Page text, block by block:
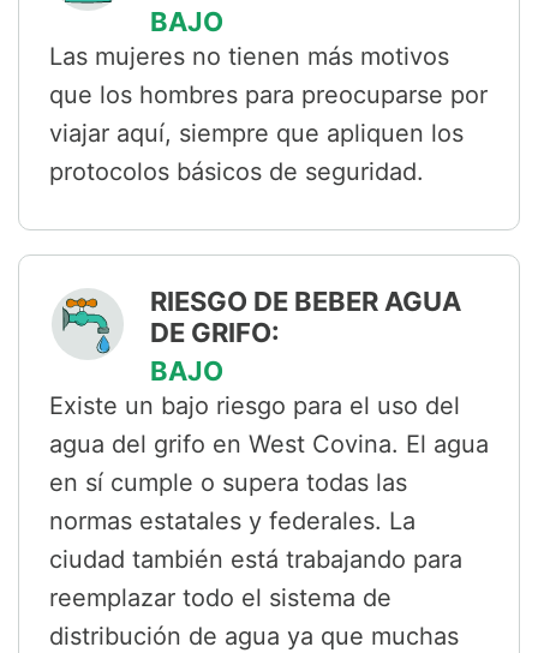
BAJO
Las mujeres no tienen más motivos
que los hombres para preocuparse por
viajar aquí, siempre que apliquen los
protocolos básicos de seguridad.
RIESGO DE BEBER AGUA
DE GRIFO:
BAJO
Existe un bajo riesgo para el uso del
agua del grifo en West Covina. El agua
en sí cumple o supera todas las
normas estatales y federales. La
ciudad también está trabajando para
reemplazar todo el sistema de
distribución de agua ya que muchas